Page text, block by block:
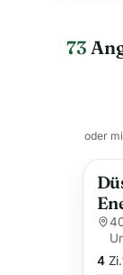
73
oder
4Zi.